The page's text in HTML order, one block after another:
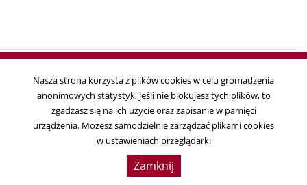
Copyright © 2018
Państwowa Komisja Wyborcza, ul. Wiejska 10, 00-902 Warszawa, tel. 22
695 25 44, fax. 22 629 39 59
Nasza strona korzysta z plików cookies w celu gromadzenia
anonimowych statystyk, jeśli nie blokujesz tych plików, to
zgadzasz się na ich użycie oraz zapisanie w pamięci
urządzenia. Możesz samodzielnie zarządzać plikami cookies
w ustawieniach przeglądarki
Zamknij